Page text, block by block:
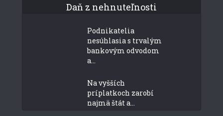
Daň z nehnuteľnosti
Podnikatelia
nesúhlasia s trvalým
bankovým odvodom
a...
Na vyšších
príplatkoch zarobí
najmä štát a...